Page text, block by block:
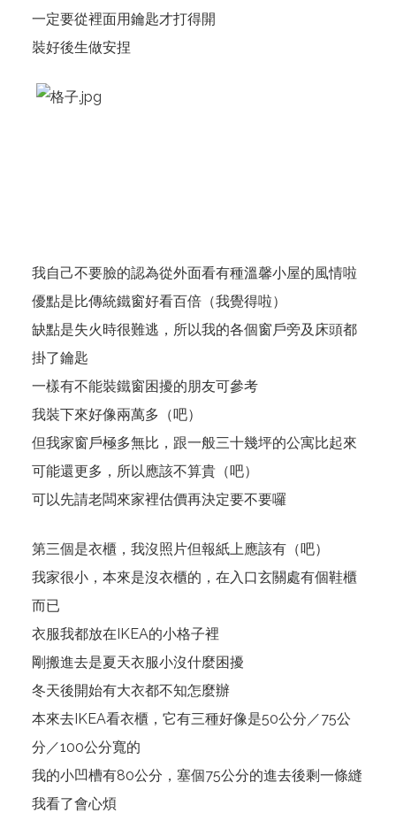
一定要從裡面用鑰匙才打得開
裝好後生做安捏
我自己不要臉的認為從外面看有種溫馨小屋的風情啦
優點是比傳統鐵窗好看百倍（我覺得啦）
缺點是失火時很難逃，所以我的各個窗戶旁及床頭都
掛了鑰匙
一樣有不能裝鐵窗困擾的朋友可參考
我裝下來好像兩萬多（吧）
但我家窗戶極多無比，跟一般三十幾坪的公寓比起來
可能還更多，所以應該不算貴（吧）
可以先請老闆來家裡估價再決定要不要囉
第三個是衣櫃，我沒照片但報紙上應該有（吧）
我家很小，本來是沒衣櫃的，在入口玄關處有個鞋櫃
而已
衣服我都放在IKEA的小格子裡
剛搬進去是夏天衣服小沒什麼困擾
冬天後開始有大衣都不知怎麼辦
本來去IKEA看衣櫃，它有三種好像是50公分／75公
分／100公分寬的
我的小凹槽有80公分，塞個75公分的進去後剩一條縫
我看了會心煩